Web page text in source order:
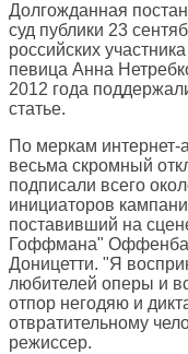
Долгожданная
суд публики 23
российских
певица Анна
2012 года
статье.
По меркам интернет-
весьма скромный
подписали всего
инициаторов
поставивший на
Гоффмана"
Доницетти. "Я
любителей оперы и
отпор негодяю и
отвратительному
режиссер.